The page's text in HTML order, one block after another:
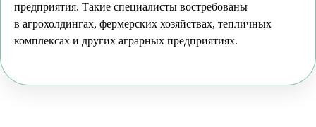
предприятия. Такие специалисты востребованы
в агрохолдингах, фермерских хозяйствах, тепличных
комплексах и других аграрных предприятиях.